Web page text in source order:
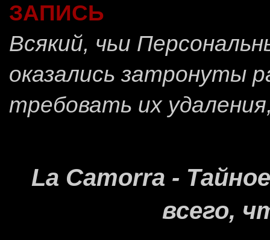
ЗАПИСЬ
Всякий, чьи
оказались затронуты
требовать их
La Camorra -
всего,